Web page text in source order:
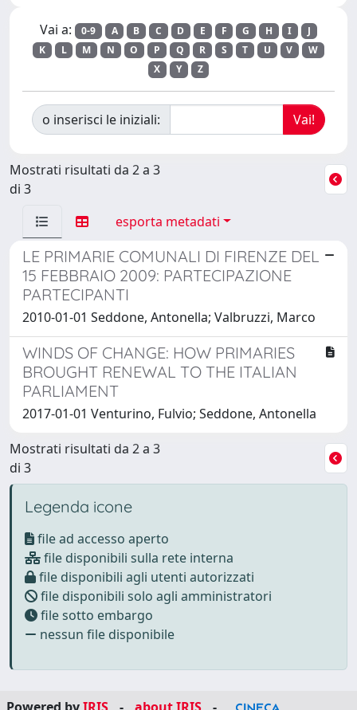
Vai a: 0-9 A B C D E F G H I
J
K
L M N O P Q R S T U V
W
X
Y Z
o inserisci le iniziali:
Mostrati risultati da 2 a 3
di 3
esporta metadati
LE PRIMARIE COMUNALI DI FIRENZE DEL
15 FEBBRAIO 2009: PARTECIPAZIONE
PARTECIPANTI
2010-01-01 Seddone, Antonella; Valbruzzi, Marco
WINDS OF CHANGE: HOW PRIMARIES
BROUGHT RENEWAL TO THE ITALIAN
PARLIAMENT
2017-01-01 Venturino, Fulvio; Seddone, Antonella
Mostrati risultati da 2 a 3
di 3
Legenda icone
file ad accesso aperto
file disponibili sulla rete interna
file disponibili agli utenti autorizzati
file disponibili solo agli amministratori
file sotto embargo
nessun file disponibile